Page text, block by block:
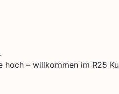
hoch – willkommen im R25